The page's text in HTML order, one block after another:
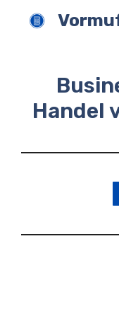
Inhalt
Handel